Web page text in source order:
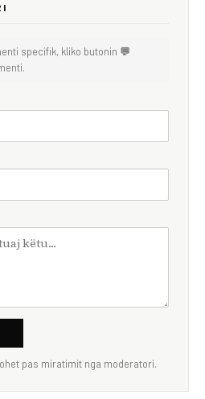
specifik, kliko butonin 💬
pas miratimit nga moderatori.